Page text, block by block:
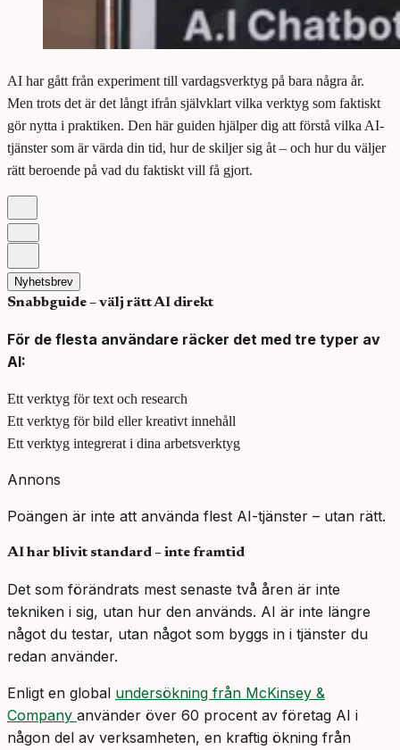
AI har gått från experiment till vardagsverktyg på bara några år.
Men trots det är det långt ifrån självklart vilka verktyg som faktiskt
gör nytta i praktiken. Den här guiden hjälper dig att förstå vilka AI-
tjänster som är värda din tid, hur de skiljer sig åt – och hur du väljer
rätt beroende på vad du faktiskt vill få gjort.
Nyhetsbrev
Snabbguide – välj rätt AI direkt
För de flesta användare räcker det med tre typer av
AI:
Ett verktyg för text och research
Ett verktyg för bild eller kreativt innehåll
Ett verktyg integrerat i dina arbetsverktyg
Annons
Poängen är inte att använda flest AI-tjänster – utan rätt.
AI har blivit standard – inte framtid
Det som förändrats mest senaste två åren är inte
tekniken i sig, utan hur den används. AI är inte längre
något du testar, utan något som byggs in i tjänster du
redan använder.
Enligt en global undersökning från McKinsey &
Company använder över 60 procent av företag AI i
någon del av verksamheten, en kraftig ökning från